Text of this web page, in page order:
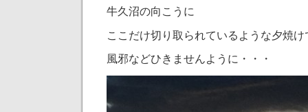
牛久沼の向こうに
ここだけ切り取られているような夕焼け
風邪などひきませんように・・・